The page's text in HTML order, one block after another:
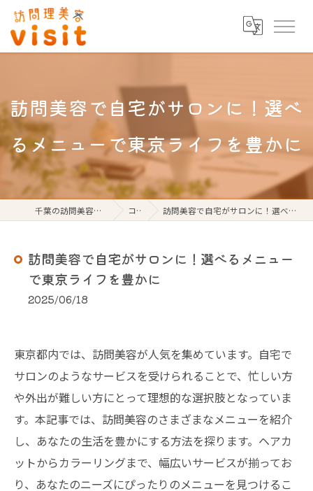
訪問美容で自宅がサロンに！選べ
るメニューで東京ライフを豊かに
千葉の訪問美容なら訪問理美容visit コラム 訪問美容で自宅がサロンに！選べるメニューで東京ライフを豊かに
訪問美容で自宅がサロンに！選べるメニュー
で東京ライフを豊かに
2025/06/18
東京都内では、訪問美容が人気を集めています。自宅で
サロンのようなサービスを受けられることで、忙しい方
や外出が難しい方にとって理想的な選択肢となっていま
す。本記事では、訪問美容のさまざまなメニューを紹介
し、あなたの生活を豊かにする方法を探ります。ヘアカ
ットからカラーリングまで、幅広いサービスが揃ってお
り、あなたのニーズにぴったりのメニューを見つけるこ